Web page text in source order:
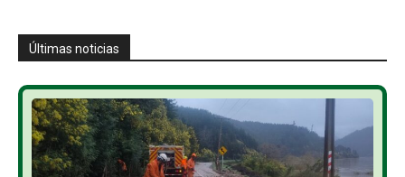
Últimas noticias